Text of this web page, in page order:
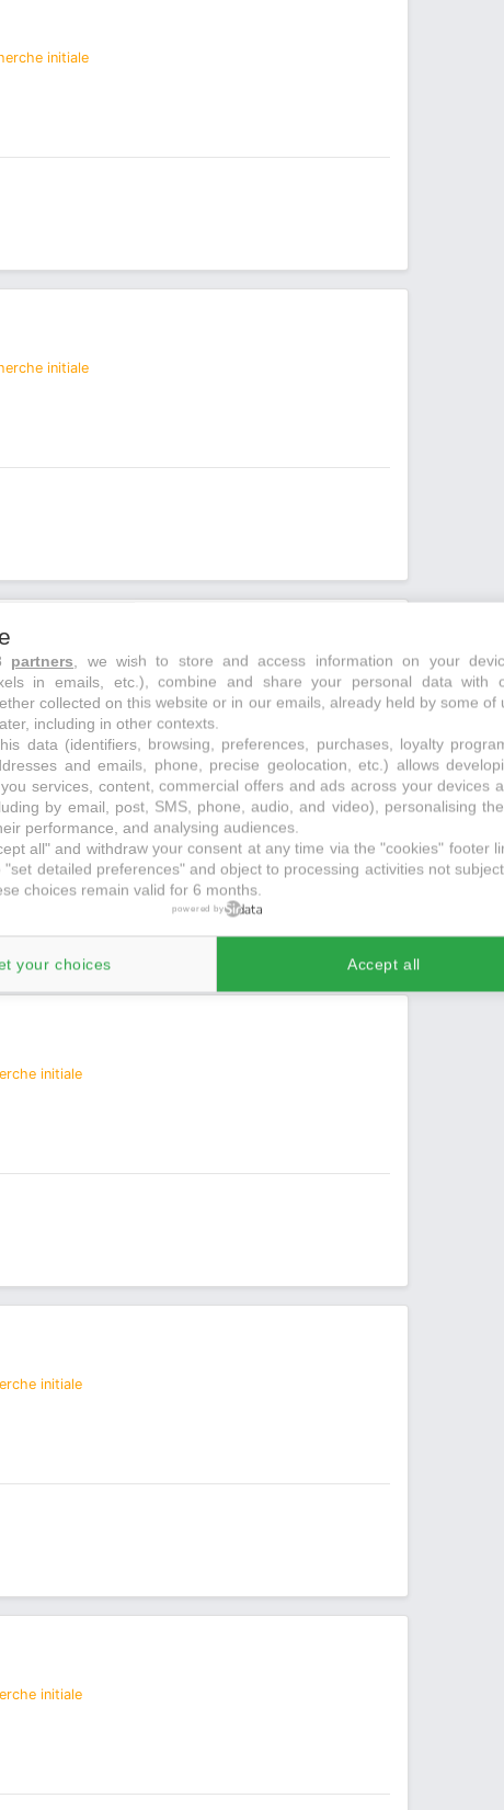
initiale
initiale
initiale
juste à côté
initiale
initiale
initiale
partners , we wish to store and access information on your
in emails, etc.), combine and share your personal data with
collected on this website or in our emails, already held by some of
including in other contexts.
data (identifiers, browsing, preferences, purchases, loyalty
and emails, phone, precise geolocation, etc.) allows
services, content, commercial offers and ads across your devices
by email, post, SMS, phone, audio, and video), personalising
performance, and analysing audiences.
all" and withdraw your consent at any time via the "cookies" footer
"set detailed preferences" and object to processing activities not
choices remain valid for 6 months.
powered by
your choices Accept all